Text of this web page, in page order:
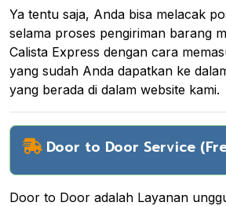
Ya tentu saja, Anda bisa melacak
selama proses pengiriman barang
Calista Express dengan cara
yang sudah Anda dapatkan ke
yang berada di dalam website kami.
Door to Door Service
Door to Door adalah Layanan